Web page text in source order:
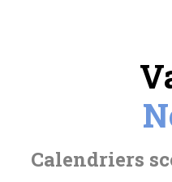
Calendriers